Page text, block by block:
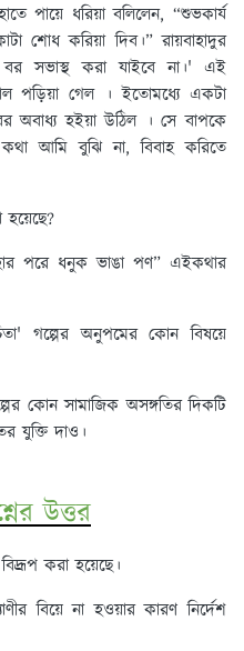
পায়ে ধরিয়া বলিলেন, “শুভকার্য
শোধ করিয়া দিব।” রায়বাহাদুর
বর সভাস্থ করা যাইবে না।' এই
পড়িয়া গেল । ইতোমধ্যে একটা
অবাধ্য হইয়া উঠিল । সে বাপকে
কথা আমি বুঝি না, বিবাহ করিতে
পরে ধনুক ভাঙা পণ” এইকথার
গল্পের অনুপমের কোন বিষয়ে
কোন সামাজিক অসঙ্গতির দিকটি
যুক্তি দাও।
উত্তর
করা হয়েছে।
বিয়ে না হওয়ার কারণ নির্দেশ